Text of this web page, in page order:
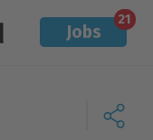
Jobs
21